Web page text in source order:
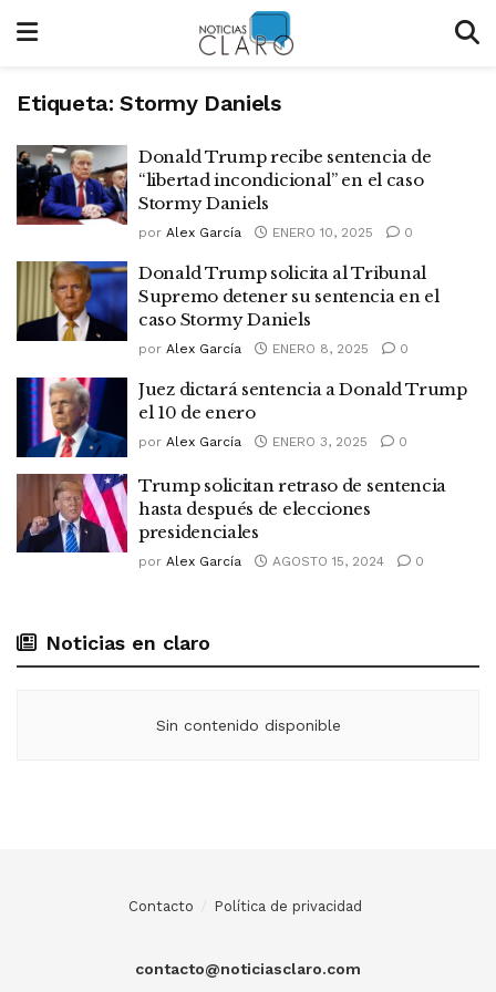
Etiqueta: Stormy Daniels
Donald Trump recibe sentencia de
“libertad incondicional” en el caso
Stormy Daniels
por Alex García ENERO 10, 2025 0
Donald Trump solicita al Tribunal
Supremo detener su sentencia en el
caso Stormy Daniels
por Alex García ENERO 8, 2025 0
Juez dictará sentencia a Donald Trump
el 10 de enero
por Alex García ENERO 3, 2025 0
Trump solicitan retraso de sentencia
hasta después de elecciones
presidenciales
por Alex García AGOSTO 15, 2024 0
Noticias en claro
Sin contenido disponible
Contacto Política de privacidad
contacto@noticiasclaro.com